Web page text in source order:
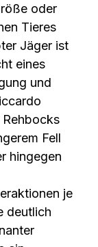
oder
Tieres
Jäger ist
eines
und
Fell
hingegen
je
deutlich